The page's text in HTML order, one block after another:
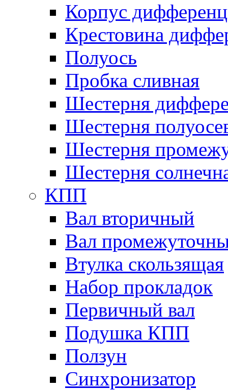
Корпус
Крестовина
Полуось
Пробка сливная
Шестерня
Шестерня
Шестерня
Шестерня
КПП
Вал вторичный
Вал
Втулка скользящая
Набор прокладок
Первичный вал
Подушка КПП
Ползун
Синхронизатор